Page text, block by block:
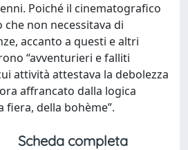
Poiché il cinematografico
non necessitava di
accanto a questi e altri
“avventurieri e falliti
attività attestava la debolezza
affrancato dalla logica
fiera, della bohème”.
Scheda completa